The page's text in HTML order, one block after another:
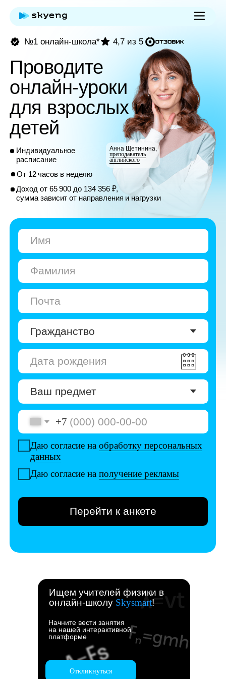
Индивидуальное
расписание
От 12 часов в неделю
Доход от 65 900 до 134 356 ₽,
сумма зависит от направления и нагрузки
4,7 из 5
Проводите
онлайн-уроки
для взрослых и
детей
Даю согласие наобработку персональных
Даю согласие наполучение рекламы
Перейти к анкете
Анна Щетинина,
преподаватель
Ищем учителей физики в
онлайн-школу Skysmart!
Начните вести занятия
на нашей интерактивной
платформе
Откликнуться